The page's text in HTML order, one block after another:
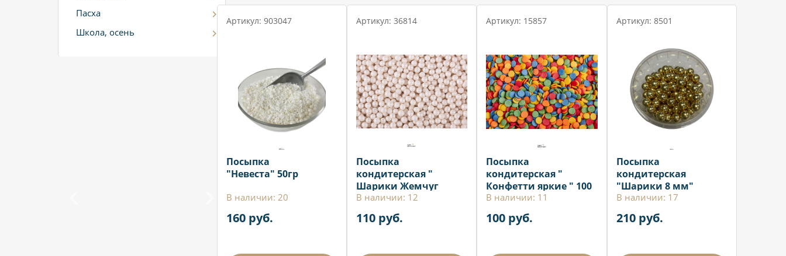
Пасха
Школа, осень
Артикул: 903047
Посыпка
"Невеста" 50гр
В наличии: 20
160 руб.
Артикул: 36814
Посыпка
кондитерская "
Шарики Жемчуг
белый " 100 гр
В наличии: 12
110 руб.
Артикул: 15857
Посыпка
кондитерская "
Конфетти яркие " 100
гр
В наличии: 11
100 руб.
Артикул: 8501
Посыпка
кондитерская
"Шарики 8 мм"
золото 50 гр
В наличии: 17
210 руб.